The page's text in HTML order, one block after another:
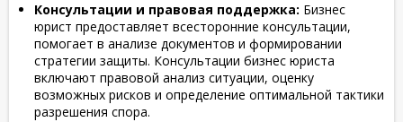
Консультации и правовая поддержка: Бизнес
юрист предоставляет всесторонние консультации,
помогает в анализе документов и формировании
стратегии защиты. Консультации бизнес юриста
включают правовой анализ ситуации, оценку
возможных рисков и определение оптимальной тактики
разрешения спора.